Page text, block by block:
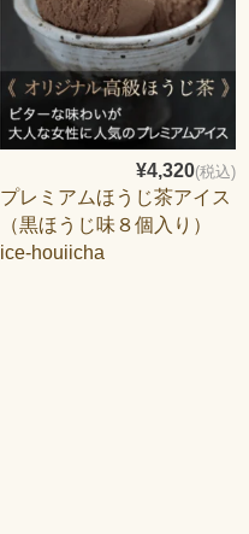
¥4,320(税込)
プレミアムほうじ茶アイス
（黒ほうじ味８個入り）
ice-houjicha